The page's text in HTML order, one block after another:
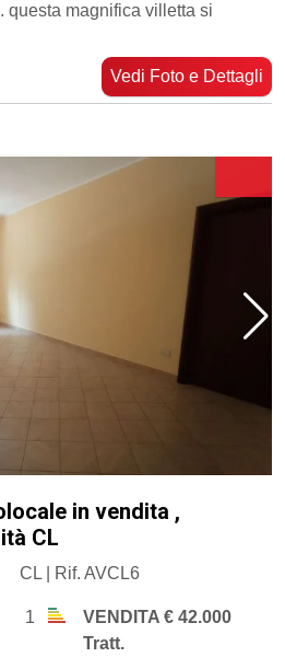
questa magnifica villetta si
Vedi Foto e Dettagli
in vendita ,
CL
CL | Rif. AVCL6
1
VENDITA € 42.000
Tratt.